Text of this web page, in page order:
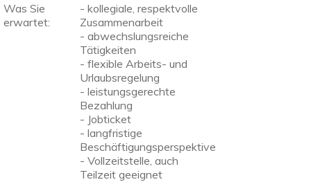
Was Sie
erwartet:
- kollegiale, respektvolle
Zusammenarbeit
- abwechslungsreiche
Tätigkeiten
- flexible Arbeits- und
Urlaubsregelung
- leistungsgerechte
Bezahlung
- Jobticket
- langfristige
Beschäftigungsperspektive
- Vollzeitstelle, auch
Teilzeit geeignet